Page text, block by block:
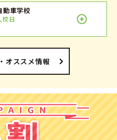
車学校
校日
オススメ情報